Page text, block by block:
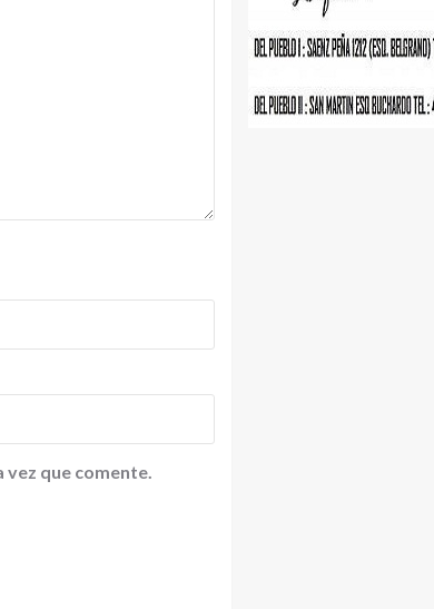
que comente.